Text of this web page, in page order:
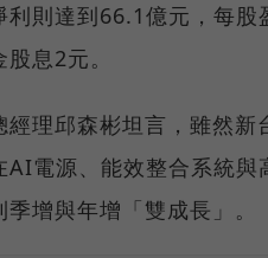
利則達到66.1億元，每
息2元。
經理邱森彬坦言，雖然
AI電源、能效整合系統
增與年增「雙成長」。